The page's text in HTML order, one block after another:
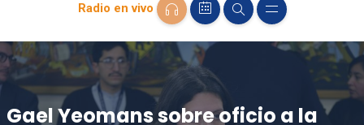
Radio en vivo
Gael Yeomans sobre oficio a la